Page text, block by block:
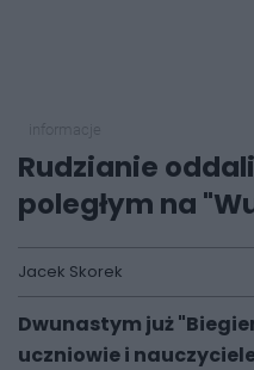
Rudzianie
poległym na
Jacek Skorek
Dwunastym już
uczniowie i